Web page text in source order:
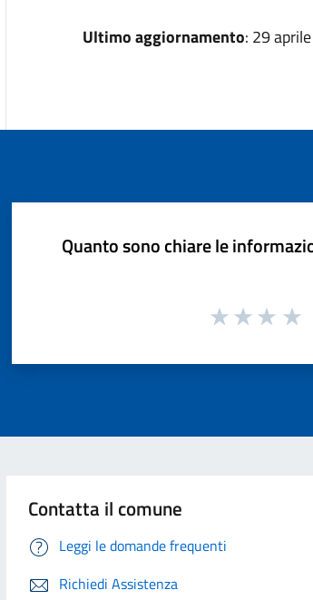
Ultimo aggiornamento: 29
Quanto sono chiare le
Contatta il comune
Leggi le domande frequenti
Richiedi Assistenza